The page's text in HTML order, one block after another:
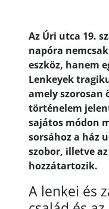
Az Úri utca 19.
napóra
eszköz, hanem
Lenkeyek
amely szorosan
történelem
sajátos módon
sorsához a ház
szobor, illetve
hozzátartozik.
A lenkei és